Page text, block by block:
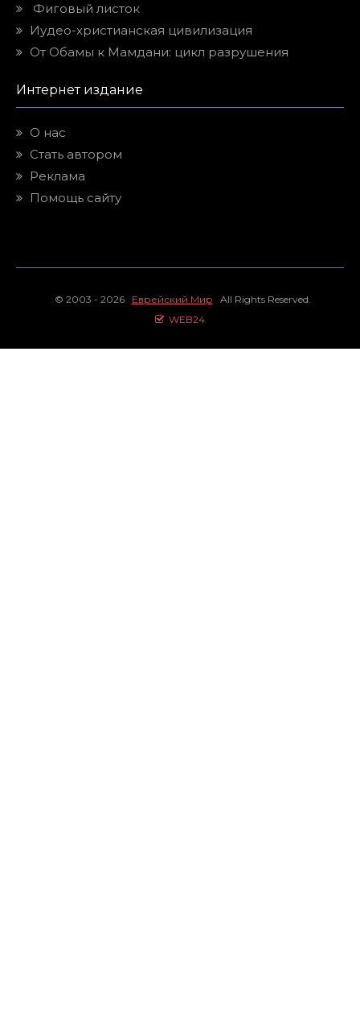
Фиговый листок
Иудео-христианская цивилизация
От Обамы к Мамдани: цикл разрушения
Интернет издание
О нас
Стать автором
Реклама
Помощь сайту
© 2003 - 2026 Еврейский Мир All Rights Reserved.
WEB24